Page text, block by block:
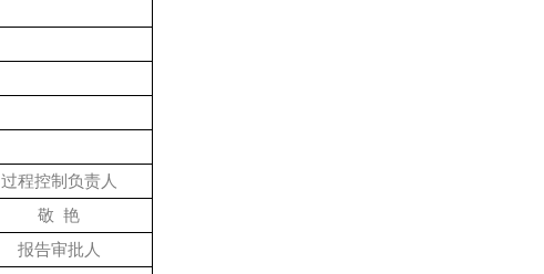
过程控制负责人
敬 艳
报告审批人